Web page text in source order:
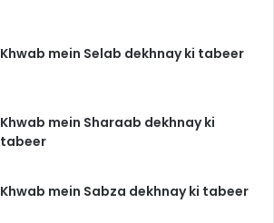
Khwab mein Selab dekhnay ki tabeer
Khwab mein Sharaab dekhnay ki
tabeer
Khwab mein Sabza dekhnay ki tabeer